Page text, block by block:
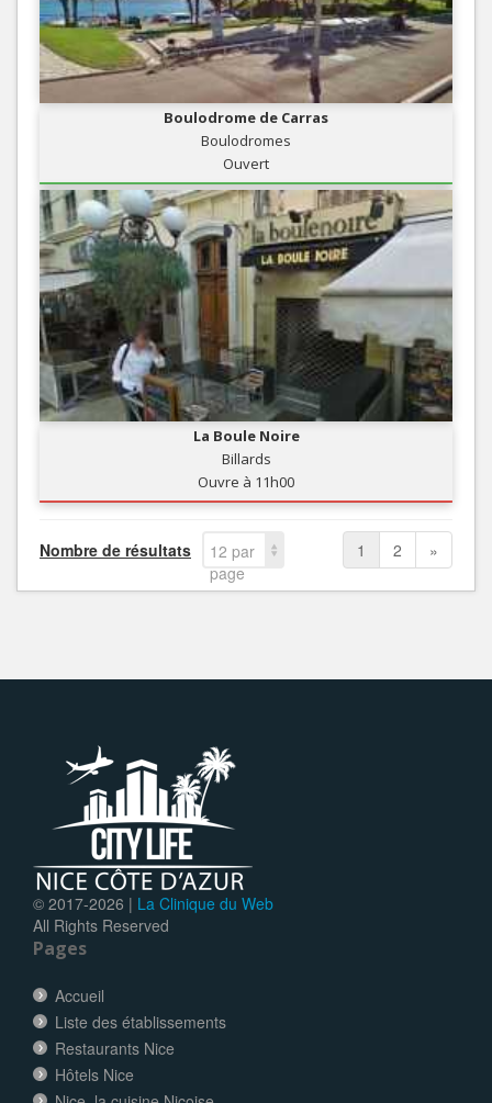
Boulodrome de Carras
Boulodromes
Ouvert
La Boule Noire
Billards
Ouvre à 11h00
Nombre de résultats
12 par
page
1 2 »
© 2017-2026 | La Clinique du Web
All Rights Reserved
Pages
Accueil
Liste des établissements
Restaurants Nice
Hôtels Nice